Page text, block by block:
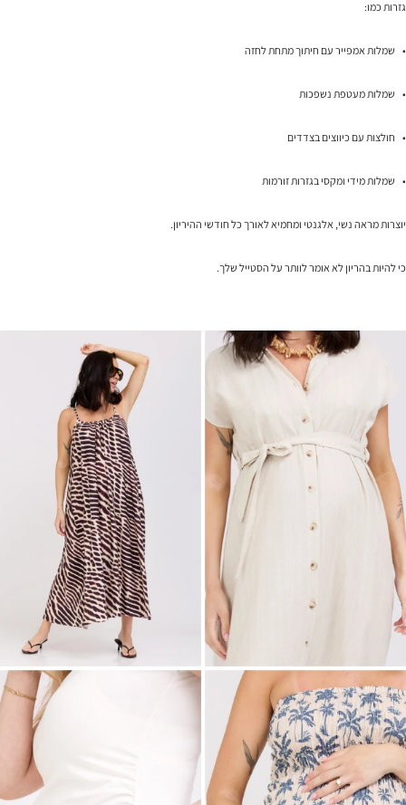
גזרות כמו:
• שמלות אמפייר עם חיתוך מתחת לחזה
• שמלות מעטפת נשפכות
• חולצות עם כיווצים בצדדים
• שמלות מידי ומקסי בגזרות זורמות
יוצרות מראה נשי, אלגנטי ומחמיא לאורך כל חודשי ההיריון.
כי להיות בהריון לא אומר לוותר על הסטייל שלך.